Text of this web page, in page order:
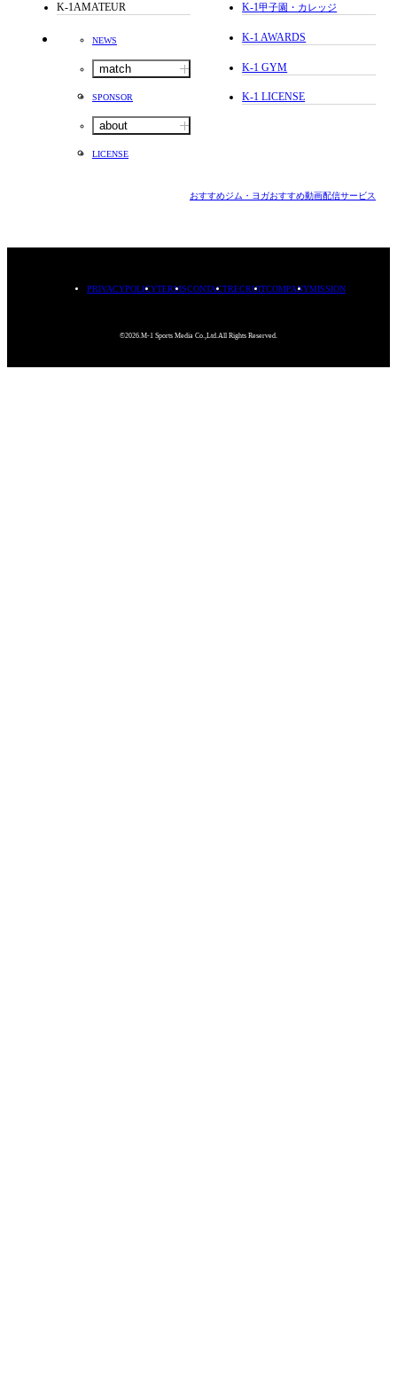
K-1AMATEUR
NEWS
match
SPONSOR
about
LICENSE
K-1甲子園・カレッジ
K-1 AWARDS
K-1 GYM
K-1 LICENSE
おすすめジム・ヨガおすすめ動画配信サービス
PRIVACYPOLICYTERMSCONTACTRECRUITCOMPANYMISSION
©2026.M-1 Sports Media Co.,Ltd.All Rights Reserved.